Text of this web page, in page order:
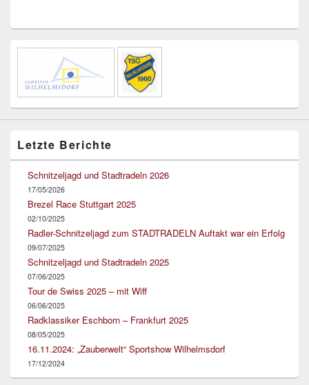
Letzte Berichte
Schnitzeljagd und Stadtradeln 2026
17/05/2026
Brezel Race Stuttgart 2025
02/10/2025
Radler-Schnitzeljagd zum STADTRADELN Auftakt war ein Erfolg
09/07/2025
Schnitzeljagd und Stadtradeln 2025
07/06/2025
Tour de Swiss 2025 – mit Wiff
06/06/2025
Radklassiker Eschborn – Frankfurt 2025
08/05/2025
16.11.2024: „Zauberwelt“ Sportshow Wilhelmsdorf
17/12/2024